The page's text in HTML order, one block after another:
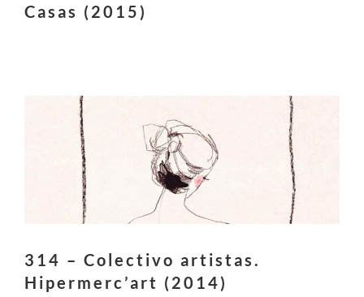
Casas (2015)
314 – Colectivo artistas.
Hipermerc’art (2014)